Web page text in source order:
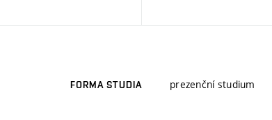
FORMA STUDIA prezenční studium